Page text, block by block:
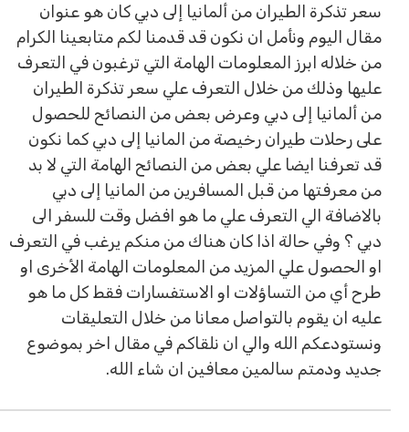
سعر تذكرة الطيران من ألمانيا إلى دبي كان هو عنوان
مقال اليوم ونأمل ان نكون قد قدمنا لكم متابعينا الكرام
من خلاله ابرز المعلومات الهامة التي ترغبون في التعرف
عليها وذلك من خلال التعرف علي سعر تذكرة الطيران
من ألمانيا إلى دبي وعرض بعض من النصائح للحصول
على رحلات طيران رخيصة من المانيا إلى دبي كما نكون
قد تعرفنا ايضا علي بعض من النصائح الهامة التي لا بد
من معرفتها من قبل المسافرين من المانيا إلى دبي
بالاضافة الي التعرف علي ما هو افضل وقت للسفر الى
دبي ؟ وفي حالة اذا كان هناك من منكم يرغب في التعرف
او الحصول علي المزيد من المعلومات الهامة الأخرى او
طرح أي من التساؤلات او الاستفسارات فقط كل ما هو
عليه ان يقوم بالتواصل معانا من خلال التعليقات
ونستودعكم الله والي ان نلقاكم في مقال اخر بموضوع
جديد ودمتم سالمين معافين ان شاء الله.